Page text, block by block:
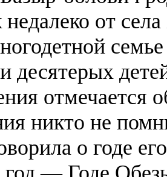
от
десятерых
отмечается
никто не
о годе